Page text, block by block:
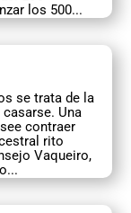
los 500...
se trata de la
Una
contraer
rito
Vaqueiro,